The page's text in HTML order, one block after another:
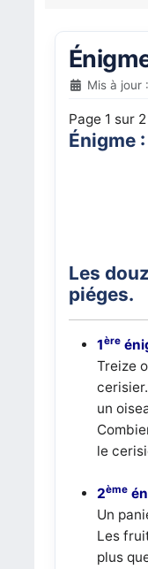
Mis à jour
Page 1 sur 2
Énigme :
Les
piéges.
1ère
Treize
un
le
2ème
Un
Les
plus